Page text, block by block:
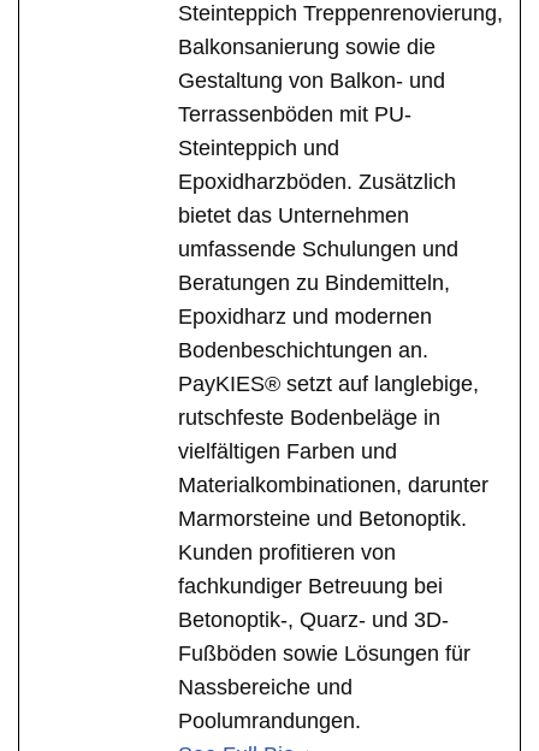
Steinteppich Treppenrenovierung,
Balkonsanierung sowie die
Gestaltung von Balkon- und
Terrassenböden mit PU-
Steinteppich und
Epoxidharzböden. Zusätzlich
bietet das Unternehmen
umfassende Schulungen und
Beratungen zu Bindemitteln,
Epoxidharz und modernen
Bodenbeschichtungen an.
PayKIES® setzt auf langlebige,
rutschfeste Bodenbeläge in
vielfältigen Farben und
Materialkombinationen, darunter
Marmorsteine und Betonoptik.
Kunden profitieren von
fachkundiger Betreuung bei
Betonoptik-, Quarz- und 3D-
Fußböden sowie Lösungen für
Nassbereiche und
Poolumrandungen.